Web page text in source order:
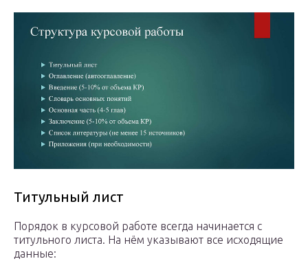
Титульный лист
Порядок в курсовой работе всегда начинается с
титульного листа. На нём указывают все исходящие
данные: